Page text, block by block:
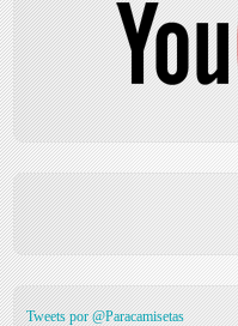
Tweets por @Paracamisetas